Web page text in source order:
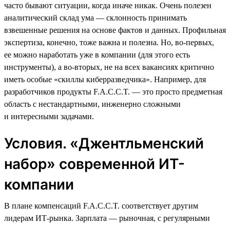
часто бывают ситуации, когда иначе никак. Очень полезен
аналитический склад ума — склонность принимать
взвешенные решения на основе фактов и данных. Профильная
экспертиза, конечно, тоже важна и полезна. Но, во-первых,
ее можно наработать уже в компании (для этого есть
инструменты), а во-вторых, не на всех вакансиях критично
иметь особые «скиллы киберразведчика». Например, для
разработчиков продукты F.A.C.C.T. — это просто предметная
область с нестандартными, инженерно сложными
и интересными задачами.
Условия. «Джентльменский
набор» современной ИТ-
компании
В плане компенсаций F.A.C.C.T. соответствует другим
лидерам ИТ-рынка. Зарплата — рыночная, с регулярными